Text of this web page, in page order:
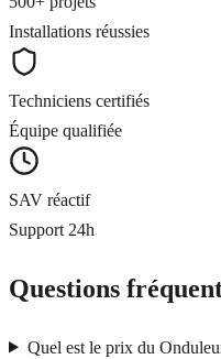
Installations réussies
Techniciens certifiés
Équipe qualifiée
SAV réactif
Support 24h
Questions
Quel est le prix du